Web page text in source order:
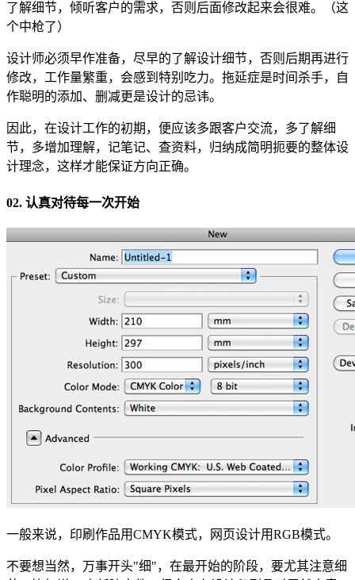
了解细节，倾听客户的需求，否则后面修改起来会很难。（这
个中枪了）
设计师必须早作准备，尽早的了解设计细节，否则后期再进行
修改，工作量繁重，会感到特别吃力。拖延症是时间杀手，自
作聪明的添加、删减更是设计的忌讳。
因此，在设计工作的初期，便应该多跟客户交流，多了解细
节，多增加理解，记笔记、查资料，归纳成简明扼要的整体设
计理念，这样才能保证方向正确。
02. 认真对待每一次开始
一般来说，印刷作品用CMYK模式，网页设计用RGB模式。
不要想当然，万事开头"细"，在最开始的阶段，要尤其注意细